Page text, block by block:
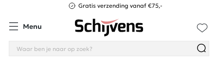
Gratis verzending vanaf €75,-
Menu